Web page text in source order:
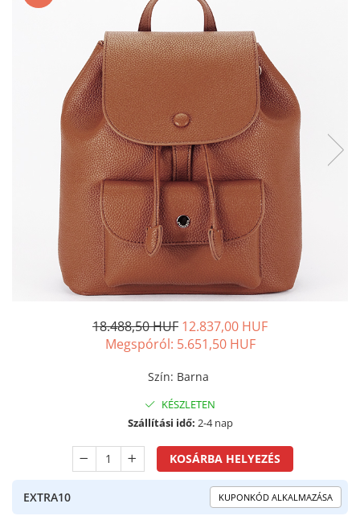
18.488,50 HUF 12.837,00 HUF
Megspóról: 5.651,50 HUF
Szín: Barna
KÉSZLETEN
Szállítási idő: 2-4 nap
KOSÁRBA HELYEZÉS
EXTRA10 KUPONKÓD ALKALMAZÁSA